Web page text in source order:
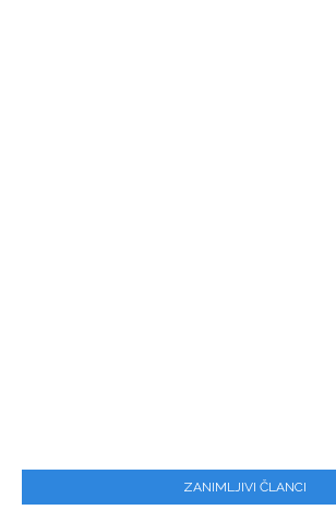
ZANIMLJIVI ČLANCI